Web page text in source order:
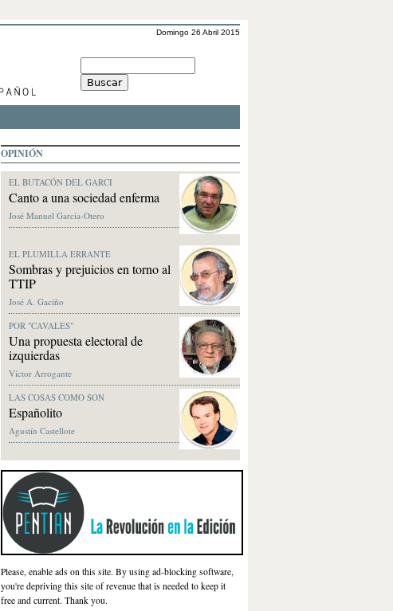
Domingo 26 Abril 2015
OPINIÓN
EL BUTACÓN DEL GARCI
Canto a una sociedad enferma
José Manuel García-Otero
EL PLUMILLA ERRANTE
Sombras y prejuicios en torno al
TTIP
José A. Gaciño
POR "CAVALES"
Una propuesta electoral de
izquierdas
Víctor Arrogante
LAS COSAS COMO SON
Españolito
Agustín Castellote
Please, enable ads on this site. By using ad-blocking software,
you're depriving this site of revenue that is needed to keep it
free and current. Thank you.